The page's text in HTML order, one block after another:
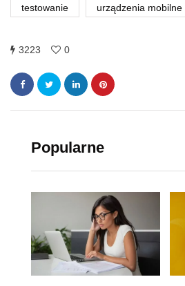
testowanie urządzenia mobilne
3223 0
Popularne